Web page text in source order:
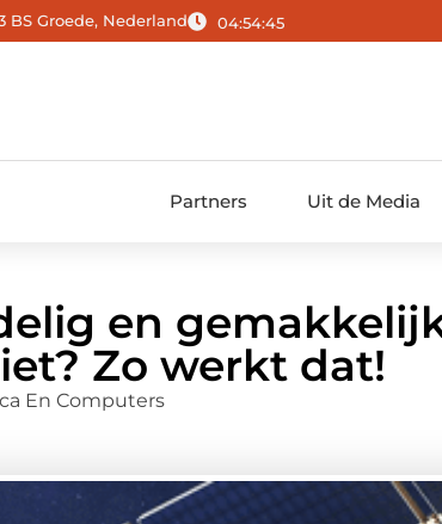
BS Groede, Nederland 04:54:46
Partners Uit de Media
en
Zo werkt dat!
En Computers